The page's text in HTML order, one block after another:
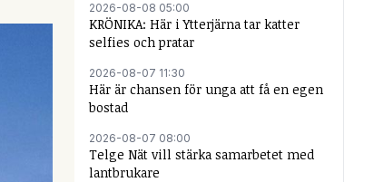
2026-08-08 05:00
KRÖNIKA: Här i Ytterjärna tar katter
selfies och pratar
2026-08-07 11:30
Här är chansen för unga att få en egen
bostad
2026-08-07 08:00
Telge Nät vill stärka samarbetet med
lantbrukare